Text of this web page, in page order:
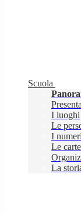
Scuola
I luoghi
Le
I
Le
La